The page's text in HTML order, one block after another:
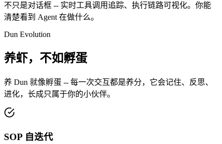
不只是对话框 -- 实时工具调用追踪、执行链路可视化。你能
清楚看到 Agent 在做什么。
Dun Evolution
养虾，不如孵蛋
养 Dun 就像孵蛋 -- 每一次交互都是养分，它会记住、反思、
进化，长成只属于你的小伙伴。
SOP 自迭代